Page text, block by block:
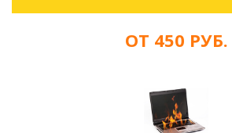
ОТ 450 РУБ.